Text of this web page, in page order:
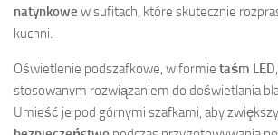
natynkowe w sufitach, które skutecznie
kuchni.
Oświetlenie podszafkowe, w formie taśm LED
stosowanym rozwiązaniem do doświetlania
Umieść je pod górnymi szafkami, aby